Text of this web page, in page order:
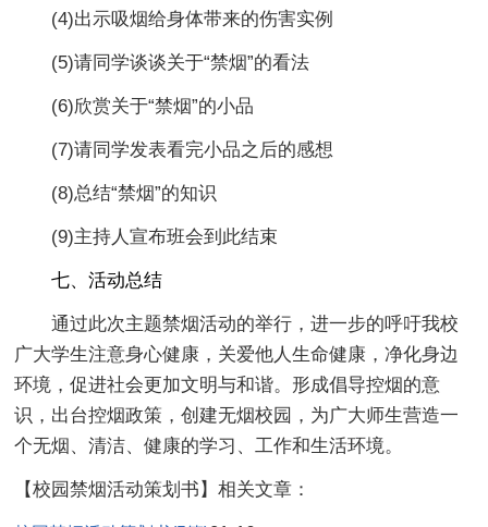
(4)出示吸烟给身体带来的伤害实例
(5)请同学谈谈关于“禁烟”的看法
(6)欣赏关于“禁烟”的小品
(7)请同学发表看完小品之后的感想
(8)总结“禁烟”的知识
(9)主持人宣布班会到此结束
七、活动总结
通过此次主题禁烟活动的举行，进一步的呼吁我校
广大学生注意身心健康，关爱他人生命健康，净化身边
环境，促进社会更加文明与和谐。形成倡导控烟的意
识，出台控烟政策，创建无烟校园，为广大师生营造一
个无烟、清洁、健康的学习、工作和生活环境。
【校园禁烟活动策划书】相关文章：